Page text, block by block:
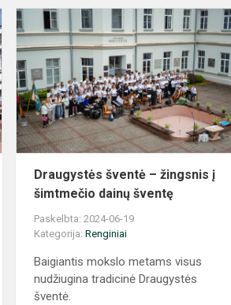
Iki
pasimatymo,
rugsėji!
Draugystės šventė – žingsnis į
šimtmečio dainų šventę
Paskelbta: 2024-06-19
Kategorija:Renginiai
Baigiantis mokslo metams visus
nudžiugina tradicinė Draugystės
šventė.